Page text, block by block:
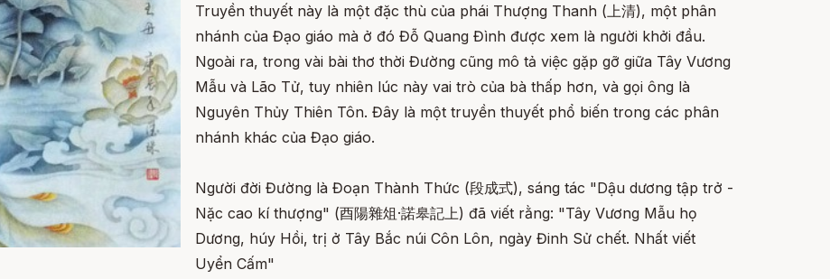
Truyền thuyết này là một đặc thù của phái Thượng Thanh (上清), một phân
nhánh của Đạo giáo mà ở đó Đỗ Quang Đình được xem là người khởi đầu.
Ngoài ra, trong vài bài thơ thời Đường cũng mô tả việc gặp gỡ giữa Tây Vương
Mẫu và Lão Tử, tuy nhiên lúc này vai trò của bà thấp hơn, và gọi ông là
Nguyên Thủy Thiên Tôn. Đây là một truyền thuyết phổ biến trong các phân
nhánh khác của Đạo giáo.
Người đời Đường là Đoạn Thành Thức (段成式), sáng tác "Dậu dương tập trở -
Nặc cao kí thượng" (酉陽雜俎·諾皋記上) đã viết rằng: "Tây Vương Mẫu họ
Dương, húy Hồi, trị ở Tây Bắc núi Côn Lôn, ngày Đinh Sử chết. Nhất viết
Uyển Cấm"